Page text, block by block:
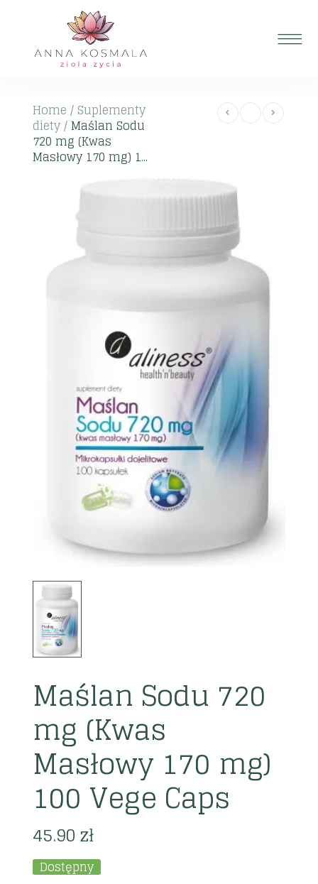
Home / Suplementy
diety/ Maślan Sodu
720 mg (Kwas
Masłowy 170 mg) 1...
Maślan Sodu 720
mg (Kwas
Masłowy 170 mg)
100 Vege Caps
45.90zł
Dostępny